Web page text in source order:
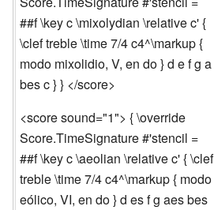
##f \key c \mixolydian \relative c' {
\clef treble \time 7/4 c4^\markup {
modo mixolidio, V, en do } d e f g a
bes c } } </score>
<score sound="1"> { \override
Score.TimeSignature #'stencil =
##f \key c \aeolian \relative c' { \clef
treble \time 7/4 c4^\markup { modo
eólico, VI, en do } d es f g aes bes